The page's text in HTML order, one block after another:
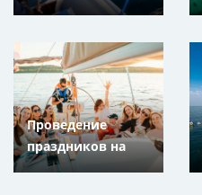
Адлере,
край
Проведение
праздников на
парусной или